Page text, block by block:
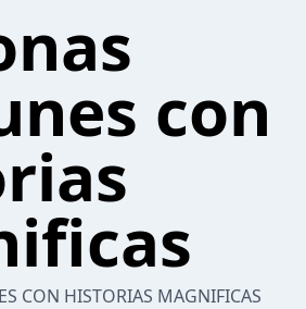
con
CON HISTORIAS MAGNIFICAS